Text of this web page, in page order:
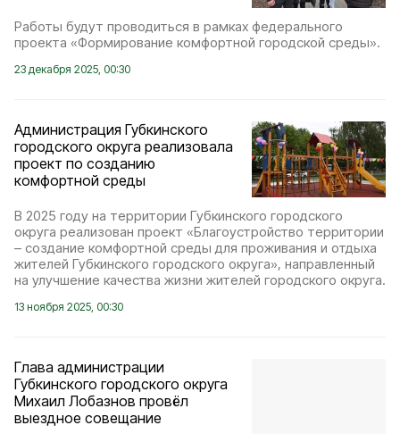
Работы будут проводиться в рамках федерального
проекта «Формирование комфортной городской среды».
23 декабря 2025, 00:30
Администрация Губкинского
городского округа реализовала
проект по созданию
комфортной среды
В 2025 году на территории Губкинского городского
округа реализован проект «Благоустройство территории
– создание комфортной среды для проживания и отдыха
жителей Губкинского городского округа», направленный
на улучшение качества жизни жителей городского округа.
13 ноября 2025, 00:30
Глава администрации
Губкинского городского округа
Михаил Лобазнов провёл
выездное совещание